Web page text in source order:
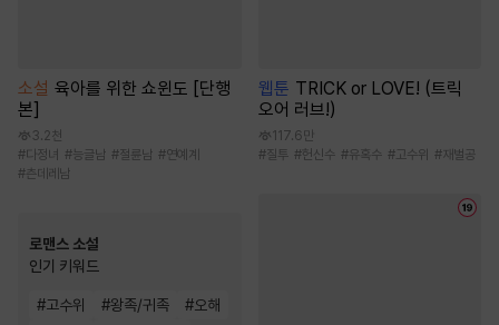
소설 육아를 위한 쇼윈도 [단행
본]
3.2천
#다정녀 #능글남 #절륜남 #연예계
#츤데레남
로맨스 소설
인기 키워드
#고수위 #왕족/귀족 #오해
웹툰 TRICK or LOVE! (트릭
오어 러브!)
117.6만
#질투 #헌신수 #유혹수 #고수위 #재벌공